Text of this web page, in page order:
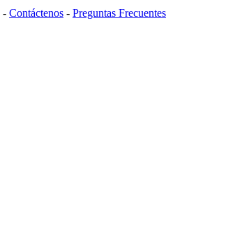
- Contáctenos - Preguntas Frecuentes